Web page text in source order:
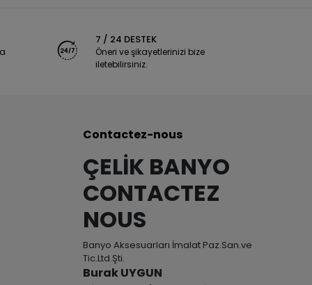
7 / 24 DESTEK
Öneri ve şikayetlerinizi bize
iletebilirsiniz.
Contactez-nous
ÇELİK BANYO
CONTACTEZ
NOUS
Banyo Aksesuarları İmalat Paz.San.ve
Tic.Ltd.Şti.
Burak UYGUN